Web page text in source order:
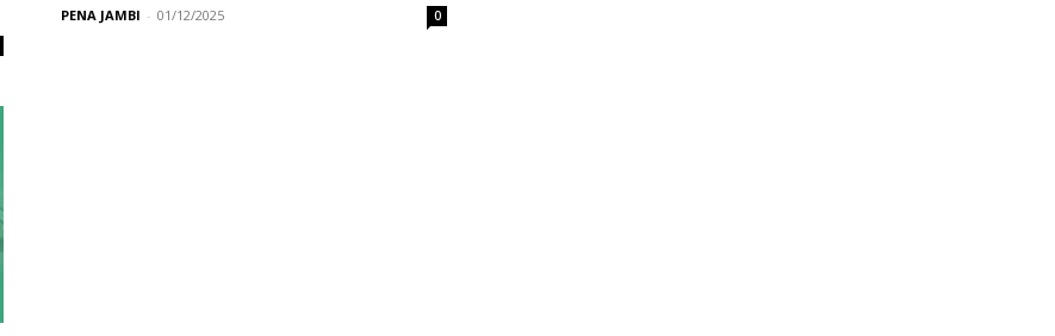
PENA JAMBI - 01/12/2025 0